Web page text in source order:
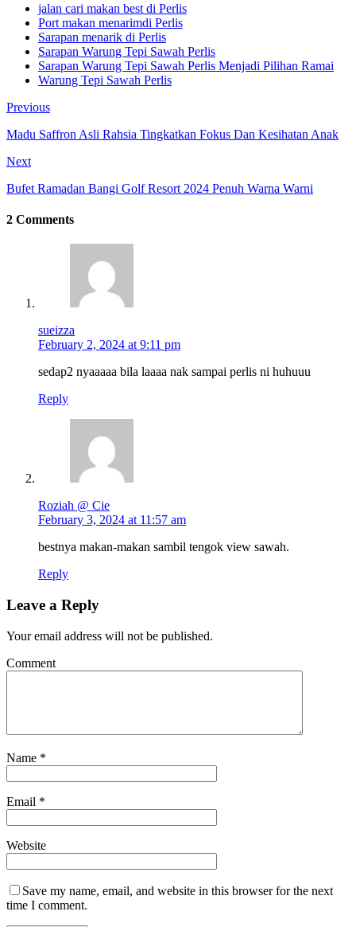
jalan cari makan best di Perlis
Port makan menarimdi Perlis
Sarapan menarik di Perlis
Sarapan Warung Tepi Sawah Perlis
Sarapan Warung Tepi Sawah Perlis Menjadi Pilihan Ramai
Warung Tepi Sawah Perlis
Previous
Madu Saffron Asli Rahsia Tingkatkan Fokus Dan Kesihatan Anak
Next
Bufet Ramadan Bangi Golf Resort 2024 Penuh Warna Warni
2 Comments
sueizza
February 2, 2024 at 9:11 pm
sedap2 nyaaaaa bila laaaa nak sampai perlis ni huhuuu
Reply
Roziah @ Cie
February 3, 2024 at 11:57 am
bestnya makan-makan sambil tengok view sawah.
Reply
Leave a Reply
Your email address will not be published.
Comment
Name *
Email *
Website
Save my name, email, and website in this browser for the next
time I comment.